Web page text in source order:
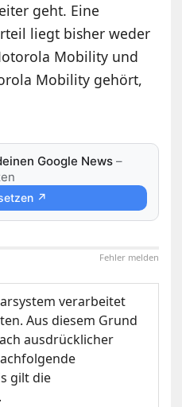
geht. Eine
liegt bisher weder
Mobility und
Mobility gehört,
Google News –
↗
Fehler melden
verarbeitet
Aus diesem Grund
ausdrücklicher
gilt die
.